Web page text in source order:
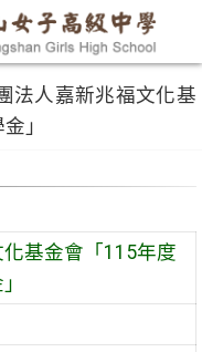
法人嘉新兆福文化基
」
基金會「115年度